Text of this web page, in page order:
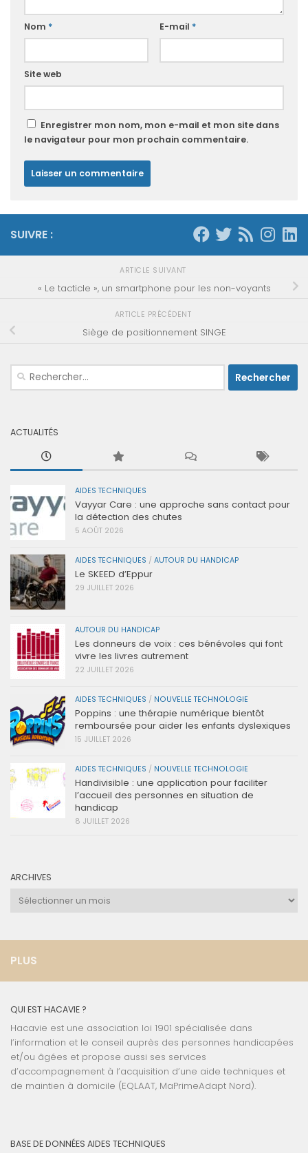
Nom * E-mail *
Site web
Enregistrer mon nom, mon e-mail et mon site dans
le navigateur pour mon prochain commentaire.
SUIVRE :
ARTICLE SUIVANT
« Le tacticle », un smartphone pour les non-voyants
ARTICLE PRÉCÉDENT
Siège de positionnement SINGE
Rechercher :
ACTUALITÉS
AIDES TECHNIQUES
Vayyar Care : une approche sans contact pour
la détection des chutes
5 AOÛT 2026
AIDES TECHNIQUES / AUTOUR DU HANDICAP
Le SKEED d’Eppur
29 JUILLET 2026
AUTOUR DU HANDICAP
Les donneurs de voix : ces bénévoles qui font
vivre les livres autrement
22 JUILLET 2026
AIDES TECHNIQUES / NOUVELLE TECHNOLOGIE
Poppins : une thérapie numérique bientôt
remboursée pour aider les enfants dyslexiques
15 JUILLET 2026
AIDES TECHNIQUES / NOUVELLE TECHNOLOGIE
Handivisible : une application pour faciliter
l’accueil des personnes en situation de
handicap
8 JUILLET 2026
ARCHIVES
Archives
PLUS
QUI EST HACAVIE ?
Hacavie est une association loi 1901 spécialisée dans
l’information et le conseil auprès des personnes handicapées
et/ou âgées et propose aussi ses services
d’accompagnement à l’acquisition d’une aide techniques et
de maintien à domicile (EQLAAT, MaPrimeAdapt Nord).
BASE DE DONNÉES AIDES TECHNIQUES